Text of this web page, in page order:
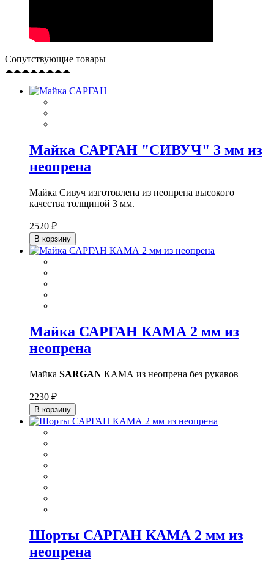
Сопутствующие товары
Майка САРГАН "СИВУЧ" 3 мм из
неопрена
Майка Сивуч изготовлена из неопрена высокого
качества толщиной 3 мм.
2520 ₽
В корзину
Майка САРГАН КАМА 2 мм из
неопрена
Майка SARGAN КАМА из неопрена без рукавов
2230 ₽
В корзину
Шорты САРГАН КАМА 2 мм из
неопрена